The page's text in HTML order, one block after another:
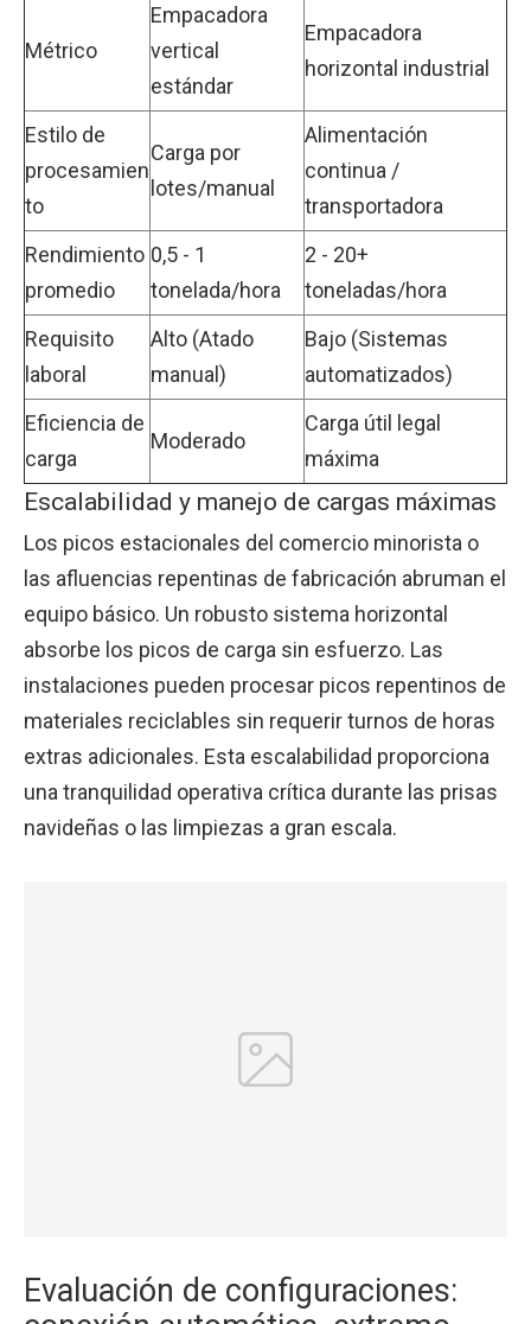
Métrico
Empacadora
vertical
estándar
Empacadora
horizontal industrial
Estilo de
procesamien
to
Carga por
lotes/manual
Alimentación
continua /
transportadora
Rendimiento
promedio
0,5 - 1
tonelada/hora
2 - 20+
toneladas/hora
Requisito
laboral
Alto (Atado
manual)
Bajo (Sistemas
automatizados)
Eficiencia de
carga
Moderado
Carga útil legal
máxima
Escalabilidad y manejo de cargas máximas
Los picos estacionales del comercio minorista o
las afluencias repentinas de fabricación abruman el
equipo básico. Un robusto sistema horizontal
absorbe los picos de carga sin esfuerzo. Las
instalaciones pueden procesar picos repentinos de
materiales reciclables sin requerir turnos de horas
extras adicionales. Esta escalabilidad proporciona
una tranquilidad operativa crítica durante las prisas
navideñas o las limpiezas a gran escala.
Evaluación de configuraciones: